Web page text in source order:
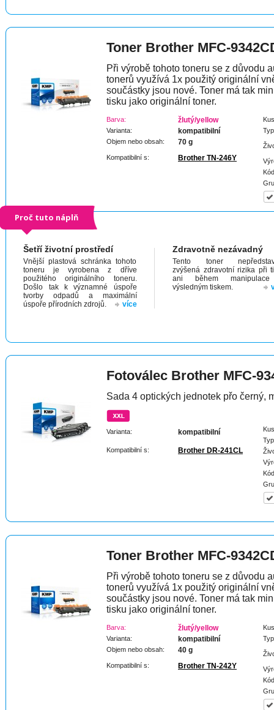
Toner Brother MFC-
Při výrobě tohoto toneru se z důvodu
tonerů využívá 1x použitý originální
součástky jsou nové. Toner má tak
tisku jako originální toner.
Barva: žlutý/yellow
Varianta: kompatibilní
Objem nebo obsah: 70 g
Kompatibilní s: Brother TN-246Y
Proč tuto náplň
Šetří životní prostředí
Vnější plastová schránka tohoto
toneru je vyrobena z dříve
použitého originálního toneru.
Došlo tak k významné úspoře
tvorby odpadů a maximální
úspoře přírodních zdrojů.
více
Zdravotně nezávadný
Tento toner
zvýšená zdravotní rizika při
ani během
výsledným tiskem.
Fotoválec Brother MFC-
Sada 4 optických jednotek přo černý,
Varianta: kompatibilní
Kompatibilní s: Brother DR-241CL
Toner Brother MFC-
Při výrobě tohoto toneru se z důvodu
tonerů využívá 1x použitý originální
součástky jsou nové. Toner má tak
tisku jako originální toner.
Barva: žlutý/yellow
Varianta: kompatibilní
Objem nebo obsah: 40 g
Kompatibilní s: Brother TN-242Y